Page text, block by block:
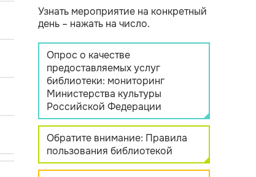
Узнать мероприятие на конкретный
день – нажать на число.
Опрос о качестве
предоставляемых услуг
библиотеки: мониторинг
Министерства культуры
Российской Федерации
Обратите внимание: Правила
пользования библиотекой